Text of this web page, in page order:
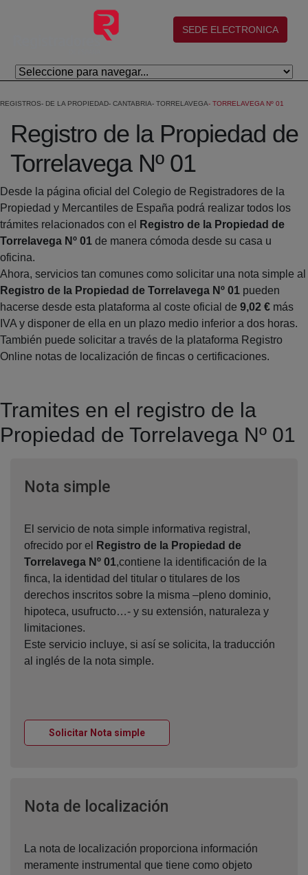
Salta al contingut principal
(abre en nueva ventana)
SEDE ELECTRONICA
REGISTROS DE LA PROPIEDAD CANTABRIA TORRELAVEGA TORRELAVEGA Nº 01
Registro de la Propiedad de
Torrelavega Nº 01
Desde la página oficial del Colegio de Registradores de la
Propiedad y Mercantiles de España podrá realizar todos los
trámites relacionados con el
Registro de la Propiedad de
Torrelavega Nº 01 de manera cómoda desde su casa u
oficina.
Ahora, servicios tan comunes como solicitar una nota simple al
Registro de la Propiedad de Torrelavega Nº 01 pueden
hacerse desde esta plataforma al coste oficial de 9,02 € más
IVA y disponer de ella en un plazo medio inferior a dos horas.
También puede solicitar a través de la plataforma Registro
Online notas de localización de fincas o certificaciones.
Tramites en el registro de la
Propiedad de Torrelavega Nº 01
Nota simpleVentana nueva
El servicio de nota simple informativa registral,
ofrecido por el
Registro de la Propiedad de
Torrelavega Nº 01,contiene la identificación de la
finca, la identidad del titular o titulares de los
derechos inscritos sobre la misma –pleno dominio,
hipoteca, usufructo…- y su extensión, naturaleza y
limitaciones.
Este servicio incluye, si así se solicita, la traducción
al inglés de la nota simple.
Solicitar Nota simpleVentana nueva
Nota de localización
La nota de localización proporciona información
meramente instrumental que tiene como objeto